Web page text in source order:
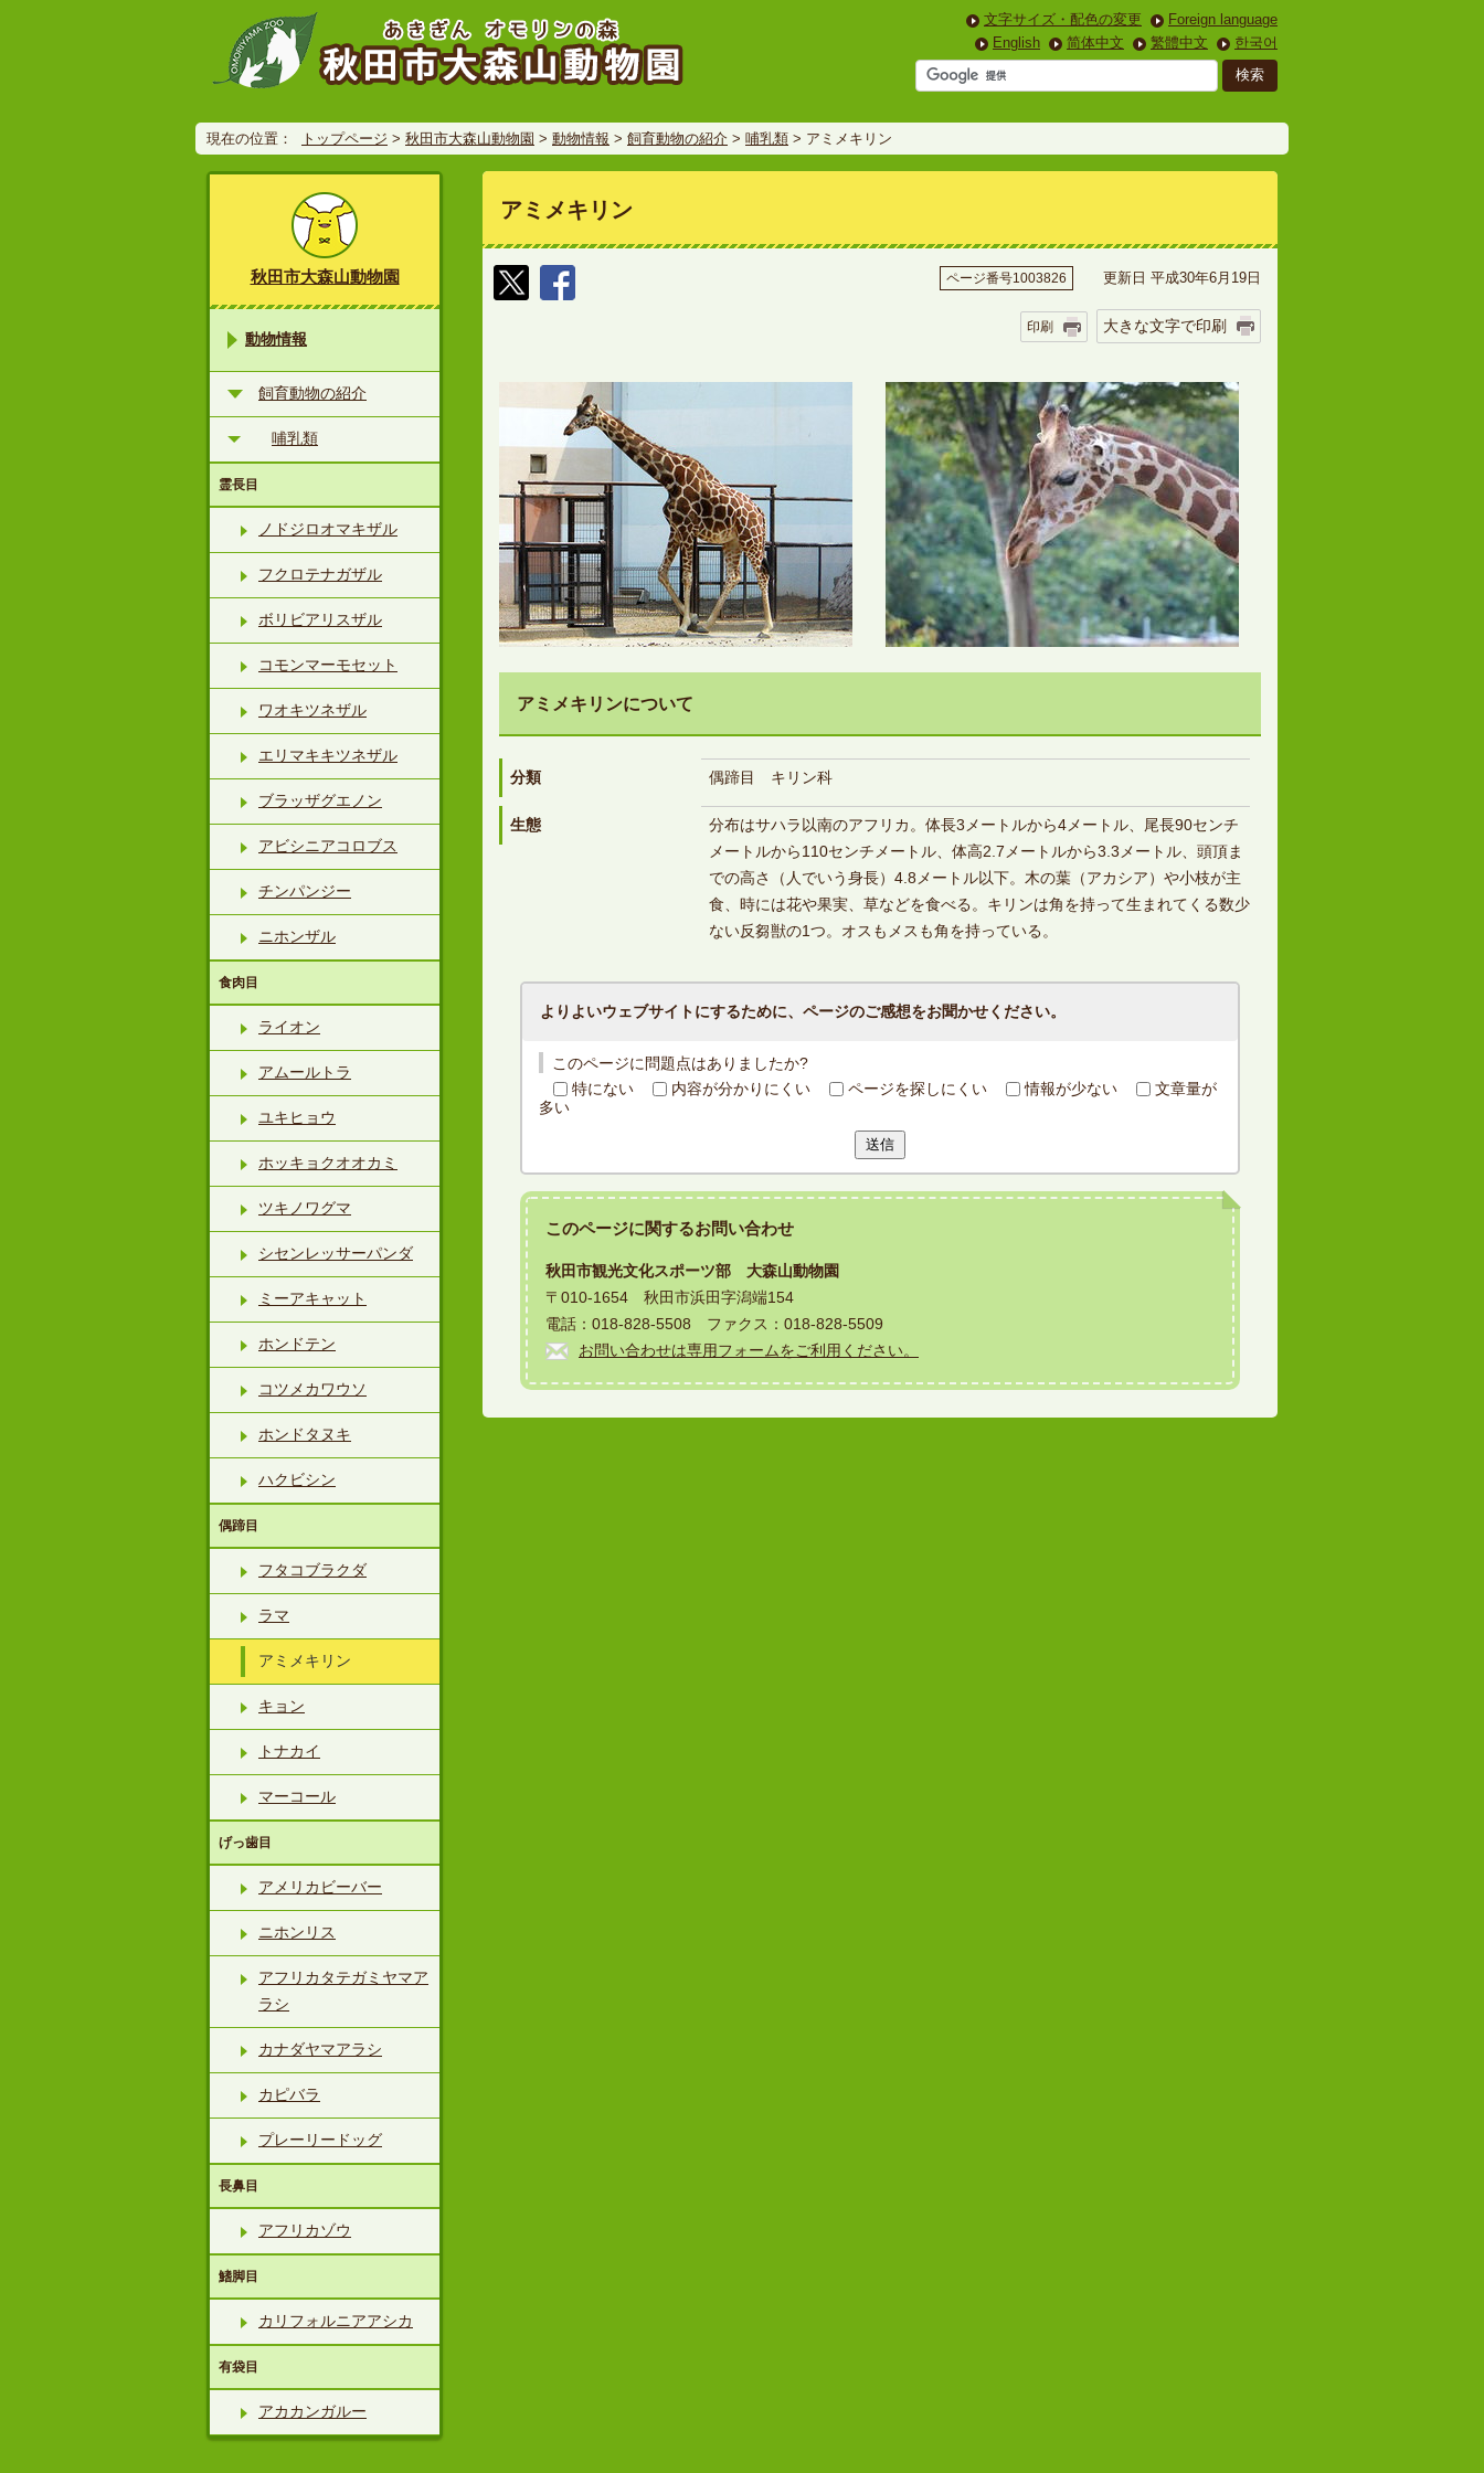
文字サイズ・配色の変更
Foreign language
English
简体中文 繁體中文 한국어
現在の位置： トップページ > 秋田市大森山動物園 > 動物情報 > 飼育動物の紹介 > 哺乳類 > アミメキリン
アミメキリン
ページ番号1003826 更新日 平成30年6月19日
印刷 大きな文字で印刷
アミメキリンについて
分類 偶蹄目 キリン科
生態
分布はサハラ以南のアフリカ。体長3メートルから4メートル、尾長90センチ
メートルから110センチメートル、体高2.7メートルから3.3メートル、頭頂ま
での高さ（人でいう身長）4.8メートル以下。木の葉（アカシア）や小枝が主
食、時には花や果実、草などを食べる。キリンは角を持って生まれてくる数少
ない反芻獣の1つ。オスもメスも角を持っている。
よりよいウェブサイトにするために、ページのご感想をお聞かせください。
このページに問題点はありましたか?
特にない
内容が分かりにくい ページを探しにくい 情報が少ない
文章量が
多い
送信
このページに関するお問い合わせ
秋田市観光文化スポーツ部 大森山動物園
〒010-1654 秋田市浜田字潟端154
電話：018-828-5508 ファクス：018-828-5509
お問い合わせは専用フォームをご利用ください。
秋田市大森山動物園
動物情報
飼育動物の紹介
哺乳類
霊長目
ノドジロオマキザル
フクロテナガザル
ボリビアリスザル
コモンマーモセット
ワオキツネザル
エリマキキツネザル
ブラッザグエノン
アビシニアコロブス
チンパンジー
ニホンザル
食肉目
ライオン
アムールトラ
ユキヒョウ
ホッキョクオオカミ
ツキノワグマ
シセンレッサーパンダ
ミーアキャット
ホンドテン
コツメカワウソ
ホンドタヌキ
ハクビシン
偶蹄目
フタコブラクダ
ラマ
アミメキリン
キョン
トナカイ
マーコール
げっ歯目
アメリカビーバー
ニホンリス
アフリカタテガミヤマア
ラシ
カナダヤマアラシ
カピバラ
プレーリードッグ
長鼻目
アフリカゾウ
鰭脚目
カリフォルニアアシカ
有袋目
アカカンガルー